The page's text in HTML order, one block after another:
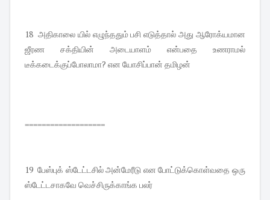
18 அதிகாலை யில் எழுந்ததும் பசி எடுத்தால் அது ஆரோக்யமான
ஜீரண சக்தியின் அடையாளம் என்பதை உணராமல்
டீக்கடைக்குப்போலாமா? என யோசிப்பான் தமிழன்
===================
19 பேஸ்புக் ஸ்டேட்டசில் அன்மேரீடு என போட்டுக்கொள்வதை ஒரு
ஸ்டேட்டசாகவே வெச்சிருக்காங்க பலர்